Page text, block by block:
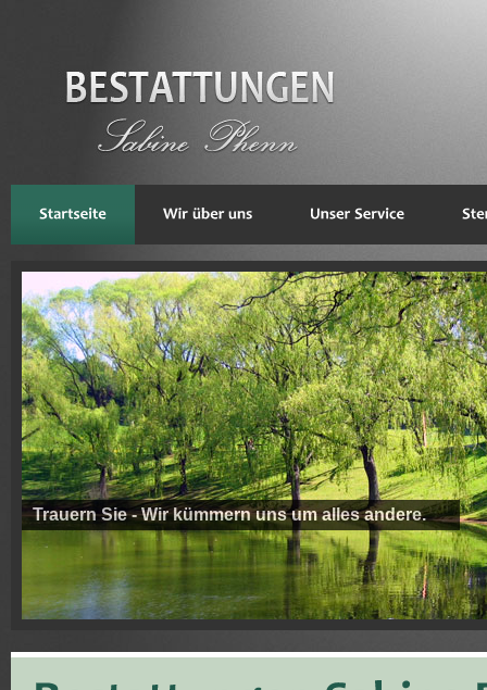
Trauern Sie - Wir kümmern uns um alles andere.